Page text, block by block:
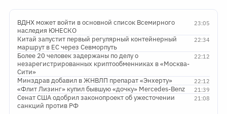
23:05
ВДНХ может войти в основной список Всемирного
наследия ЮНЕСКО
22:34
Китай запустит первый регулярный контейнерный
маршрут в ЕС через Севморпуть
22:12
Более 20 человек задержаны по делу о
незарегистрированных криптообменниках в «Москва-
Сити»
22:12
Минздрав добавил в ЖНВЛП препарат «Энхерту»
21:39
«Флит Лизинг» купил бывшую «дочку» Mercedes-Benz
21:08
Сенат США одобрил законопроект об ужесточении
санкций против РФ